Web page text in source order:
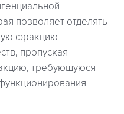
позволяет отделять
фракцию
пропуская
требующуюся